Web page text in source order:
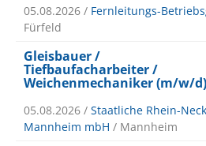
05.08.2026 / Fernleitungs-
Fürfeld
Gleisbauer /
Tiefbaufacharbeiter /
Weichenmechaniker (m/w/d)
05.08.2026 / Staatliche Rhein-
Mannheim mbH / Mannheim